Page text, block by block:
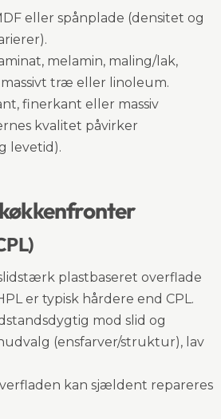
eller spånplade (densitet og
melamin, maling/lak,
træ eller linoleum.
finerkant eller massiv
kvalitet påvirker
levetid).
plastbaseret overflade
er typisk hårdere end CPL.
mod slid og
(ensfarver/struktur), lav
kan sjældent repareres